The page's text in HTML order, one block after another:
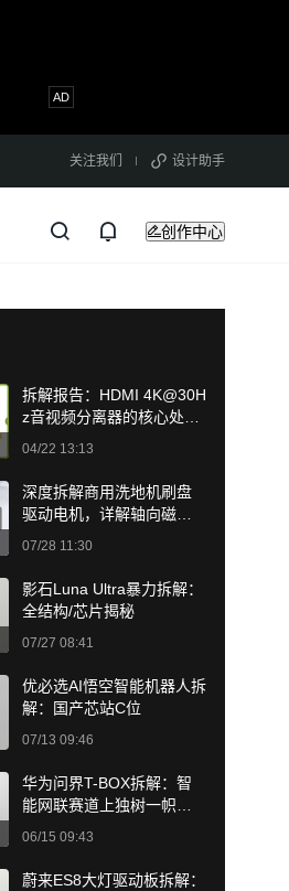
关注我们 设计助手
创作中心
拆解报告：HDMI 4K@30H
z音视频分离器的核心处理
04/22 13:13
深度拆解商用洗地机刷盘
驱动电机，详解轴向磁通
07/28 11:30
影石Luna Ultra暴力拆解：
全结构/芯片揭秘
07/27 08:41
优必选AI悟空智能机器人拆
解：国产芯站C位
07/13 09:46
华为问界T-BOX拆解：智
能网联赛道上独树一帜的
06/15 09:43
蔚来ES8大灯驱动板拆解：